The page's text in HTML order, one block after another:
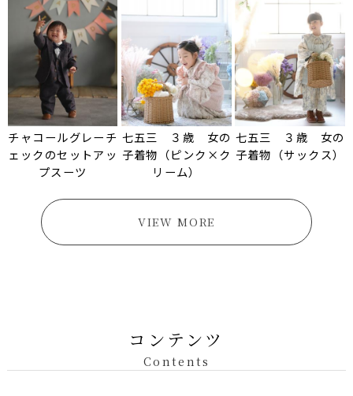
チャコールグレーチ
ェックのセットアッ
プスーツ
七五三 ３歳 女の
子着物（ピンク×ク
リーム）
七五三 ３歳 女の
子着物（サックス）
VIEW MORE
コンテンツ
Contents